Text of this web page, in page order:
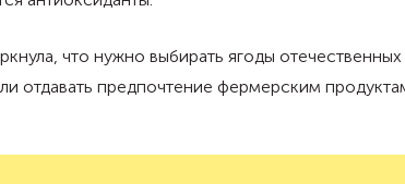
что нужно выбирать ягоды отечественных
отдавать предпочтение фермерским